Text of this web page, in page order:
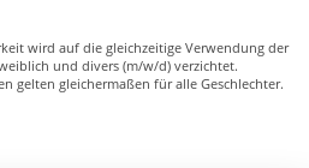
wird auf die gleichzeitige Verwendung der
und divers (m/w/d) verzichtet.
gelten gleichermaßen für alle Geschlechter.